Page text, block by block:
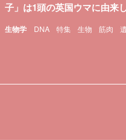
生物学 DNA 特集 生物 筋肉
子」は1頭の英国ウマに由来